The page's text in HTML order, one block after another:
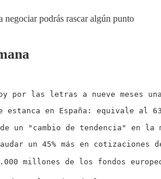
negociar podrás rascar algún punto
por las letras a nueve meses
estanca en España: equivale al
un "cambio de tendencia" en la
un 45% más en cotizaciones
millones de los fondos